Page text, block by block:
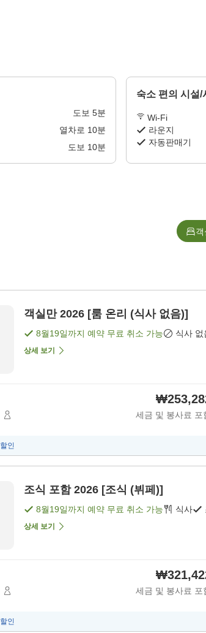
도보 5분
열차로 10분
도보 10분
숙소 편의 시설/
Wi-Fi
라운지
자동판매기
객
객실만 2026 [룸 온리 (식사 없음)]
8월19일까지 예약 무료 취소 가능 식사 없
상세 보기
세금 및 봉사료 포
할인
조식 포함 2026 [조식 (뷔페)]
8월19일까지 예약 무료 취소 가능 식사
상세 보기
세금 및 봉사료 포
할인